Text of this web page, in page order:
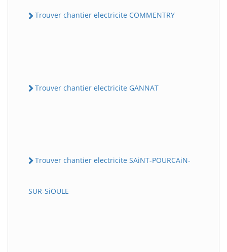
Trouver chantier electricite COMMENTRY
Trouver chantier electricite GANNAT
Trouver chantier electricite SAiNT-POURCAiN-
SUR-SiOULE